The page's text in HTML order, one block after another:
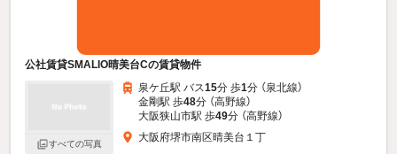
公社賃貸SMALIO晴美台Cの賃貸物件
すべての写真
泉ケ丘駅 バス15分 歩1分 （泉北線）
金剛駅 歩48分 （高野線）
大阪狭山市駅 歩49分 （高野線）
大阪府堺市南区晴美台１丁